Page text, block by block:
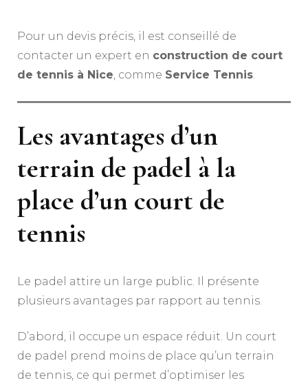
Pour un devis précis, il est conseillé de
contacter un expert en construction de court
de tennis à Nice, comme Service Tennis.
Les avantages d’un
terrain de padel à la
place d’un court de
tennis
Le padel attire un large public. Il présente
plusieurs avantages par rapport au tennis.
D’abord, il occupe un espace réduit. Un court
de padel prend moins de place qu’un terrain
de tennis, ce qui permet d’optimiser les